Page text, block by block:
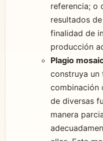
referencia; o
resultados
finalidad de
producción
Plagio
construya un
combinación
de diversas
manera